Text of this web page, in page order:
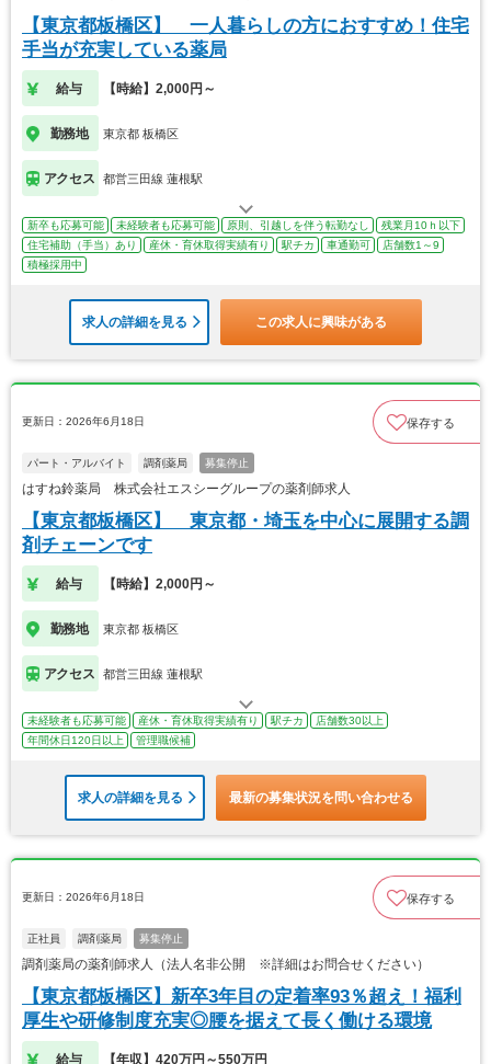
【東京都板橋区】 一人暮らしの方におすすめ！住宅
手当が充実している薬局
給与 【時給】2,000円～
勤務地 東京都 板橋区
アクセス 都営三田線 蓮根駅
新卒も応募可能 未経験者も応募可能 原則、引越しを伴う転勤なし
残業月10ｈ以下
住宅補助（手当）あり
産休・育休取得実績有り 駅チカ 車通勤可
店舗数1～9
積極採用中
求人の詳細を見る この求人に興味がある
更新日：2026年6月18日 保存する
パート・アルバイト 調剤薬局 募集停止
はすね鈴薬局 株式会社エスシーグループの薬剤師求人
【東京都板橋区】 東京都・埼玉を中心に展開する調
剤チェーンです
給与 【時給】2,000円～
勤務地 東京都 板橋区
アクセス 都営三田線 蓮根駅
未経験者も応募可能 産休・育休取得実績有り 駅チカ
店舗数30以上
年間休日120日以上
管理職候補
求人の詳細を見る 最新の募集状況を問い合わせる
更新日：2026年6月18日 保存する
正社員 調剤薬局 募集停止
調剤薬局の薬剤師求人（法人名非公開 ※詳細はお問合せください）
【東京都板橋区】新卒3年目の定着率93％超え！福利
厚生や研修制度充実◎腰を据えて長く働ける環境
給与 【年収】420万円～550万円